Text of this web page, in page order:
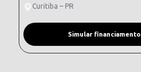
Curitiba – PR
Simular financiamento